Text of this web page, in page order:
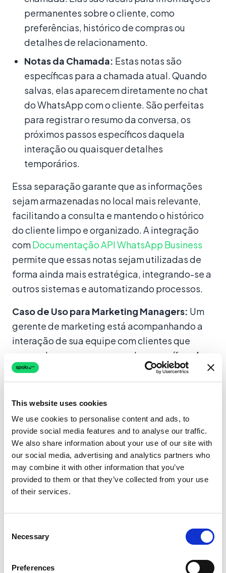
This website uses cookies
We use cookies to personalise content and ads, to
provide social media features and to analyse our traffic.
We also share information about your use of our site with
our social media, advertising and analytics partners who
may combine it with other information that you’ve
provided to them or that they’ve collected from your use
of their services.
Selection
Necessary
Preferences
permanentes sobre o cliente, como
preferências, histórico de compras ou
detalhes de relacionamento.
Notas da Chamada: Estas notas são
específicas para a chamada atual. Quando
salvas, elas aparecem diretamente no chat
do WhatsApp com o cliente. São perfeitas
para registrar o resumo da conversa, os
próximos passos específicos daquela
interação ou quaisquer detalhes
temporários.
Essa separação garante que as informações
sejam armazenadas no local mais relevante,
facilitando a consulta e mantendo o histórico
do cliente limpo e organizado. A integração
comDocumentação API WhatsApp Business
permite que essas notas sejam utilizadas de
forma ainda mais estratégica, integrando-se a
outros sistemas e automatizando processos.
Caso de Uso para Marketing Managers: Um
gerente de marketing está acompanhando a
interação de sua equipe com clientes que
responderam a uma campanha específica. As
notas de contato ajudam a segmentar esses
clientes para futuras campanhas, enquanto as
notas da chamada fornecem insights sobre o
feedback imediato da campanha, permitindo
ajustes rápidos e otimização em tempo real.
Identificação Clara: Nomes de
Contato no Modal e na Página de
Chamadas
A comunicação eficaz começa com a clareza
sobre quem você está falando. Lidar com
números de telefone desconhecidos pode ser
um obstáculo, especialmente em ambientes